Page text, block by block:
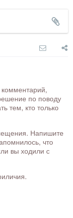
по поводу
тем, кто только
Напишите
что
вы ходили с